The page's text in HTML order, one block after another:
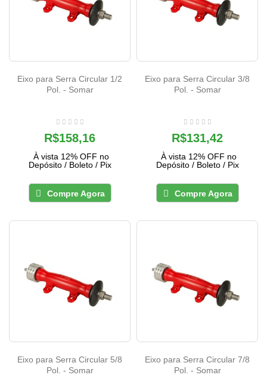
Eixo para Serra Circular 1/2
Pol. - Somar
R$158,16
À vista 12% OFF no
Depósito / Boleto / Pix
Compre Agora
Eixo para Serra Circular 3/8
Pol. - Somar
R$131,42
À vista 12% OFF no
Depósito / Boleto / Pix
Compre Agora
Eixo para Serra Circular 5/8
Pol. - Somar
Eixo para Serra Circular 7/8
Pol. - Somar